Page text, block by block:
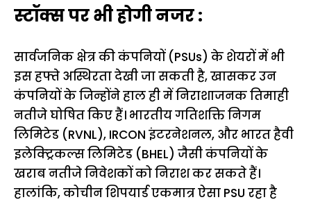
स्टॉक्स पर भी होगी नजर :
सार्वजनिक क्षेत्र की कंपनियों (PSUs) के शेयरों में भी
इस हफ्ते अस्थिरता देखी जा सकती है, खासकर उन
कंपनियों के जिन्होंने हाल ही में निराशाजनक तिमाही
नतीजे घोषित किए हैं। भारतीय गतिशक्ति निगम
लिमिटेड (RVNL), IRCON इंटरनेशनल, और भारत हैवी
इलेक्ट्रिकल्स लिमिटेड (BHEL) जैसी कंपनियों के
खराब नतीजे निवेशकों को निराश कर सकते हैं।
हालांकि, कोचीन शिपयार्ड एकमात्र ऐसा PSU रहा है